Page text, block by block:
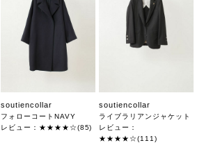
soutiencollar
フォローコートNAVY
レビュー：★★★★☆(85)
soutiencollar
ライブラリアンジャケット
レビュー：
★★★★☆(111)